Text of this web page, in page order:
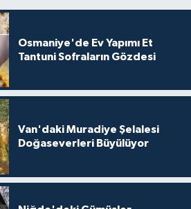
Osmaniye'de Ev Yapımı Et
Tantuni Sofraların Gözdesi
Van'daki Muradiye Şelalesi
Doğaseverleri Büyülüyor